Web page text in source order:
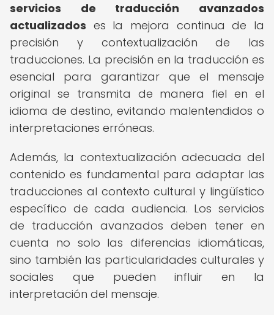
servicios de traducción avanzados
actualizados es la mejora continua de la
precisión y contextualización de las
traducciones. La precisión en la traducción es
esencial para garantizar que el mensaje
original se transmita de manera fiel en el
idioma de destino, evitando malentendidos o
interpretaciones erróneas.
Además, la contextualización adecuada del
contenido es fundamental para adaptar las
traducciones al contexto cultural y lingüístico
específico de cada audiencia. Los servicios
de traducción avanzados deben tener en
cuenta no solo las diferencias idiomáticas,
sino también las particularidades culturales y
sociales que pueden influir en la
interpretación del mensaje.